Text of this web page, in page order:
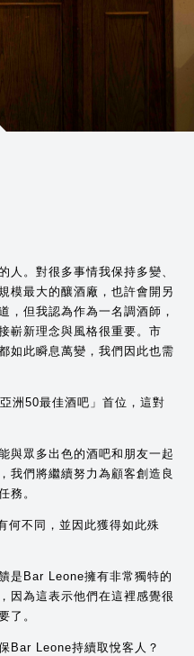
人。對很多事情我保持多變、
模最大的釀酒廠，也許會開另
，但我認為作為一名調酒師，
嶄新理念與風格很重要。市
如此瞬息萬變，我們因此也需
洲50最佳酒吧」首位，這對
與眾多出色的酒吧和朋友一起
我們將繼續努力為顧客創造良
務。
何不同，並因此獲得如此殊
是Bar Leone擁有非常獨特的
因為這表示他們在這裡感覺很
了。
Bar Leone持續取悅客人？